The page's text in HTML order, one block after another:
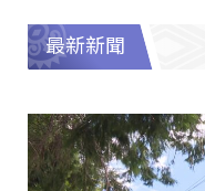
最新新聞